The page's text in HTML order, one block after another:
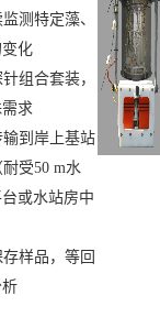
测特定藻、
化
组合套装，
求
到岸上基站
受50 m水
或水站房中
样品，等回